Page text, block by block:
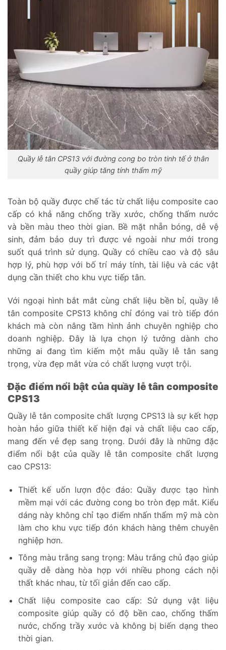
Quầy lễ tân CPS13 với đường cong bo tròn tinh tế ở thân
quầy giúp tăng tính thẩm mỹ
Toàn bộ quầy được chế tác từ chất liệu composite cao
cấp có khả năng chống trầy xước, chống thấm nước
và bền màu theo thời gian. Bề mặt nhẵn bóng, dễ vệ
sinh, đảm bảo duy trì được vẻ ngoài như mới trong
suốt quá trình sử dụng. Quầy có chiều cao và độ sâu
hợp lý, phù hợp với bố trí máy tính, tài liệu và các vật
dụng cần thiết cho khu vực tiếp tân.
Với ngoại hình bắt mắt cùng chất liệu bền bỉ, quầy lễ
tân composite CPS13 không chỉ đóng vai trò tiếp đón
khách mà còn nâng tầm hình ảnh chuyên nghiệp cho
doanh nghiệp. Đây là lựa chọn lý tưởng dành cho
những ai đang tìm kiếm một mẫu quầy lễ tân sang
trọng, vừa đẹp mắt vừa có chất lượng vượt trội.
Đặc điểm nổi bật của quầy lễ tân composite
CPS13
Quầy lễ tân composite chất lượng CPS13 là sự kết hợp
hoàn hảo giữa thiết kế hiện đại và chất liệu cao cấp,
mang đến vẻ đẹp sang trọng. Dưới đây là những đặc
điểm nổi bật của quầy lễ tân composite chất lượng
cao CPS13:
Thiết kế uốn lượn độc đáo: Quầy được tạo hình
mềm mại với các đường cong bo tròn đẹp mắt. Kiểu
dáng này không chỉ tạo điểm nhấn thẩm mỹ mà còn
làm cho khu vực tiếp đón khách hàng thêm chuyên
nghiệp hơn.
Tông màu trắng sang trọng: Màu trắng chủ đạo giúp
quầy dễ dàng hòa hợp với nhiều phong cách nội
thất khác nhau, từ tối giản đến cao cấp.
Chất liệu composite cao cấp: Sử dụng vật liệu
composite giúp quầy có độ bền cao, chống thấm
nước, chống trầy xước và không bị biến dạng theo
thời gian.